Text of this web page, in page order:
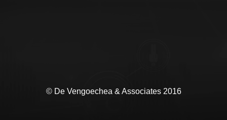
© De Vengoechea & Associates 2016